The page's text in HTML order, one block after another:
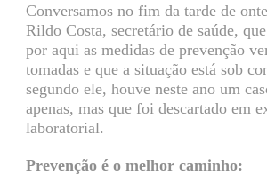
Conversamos no fim da tarde de
Rildo Costa, secretário de saúde,
por aqui as medidas de prevenção
tomadas e que a situação está sob
segundo ele, houve neste ano um
apenas, mas que foi descartado em
laboratorial.
Prevenção é o melhor caminho: